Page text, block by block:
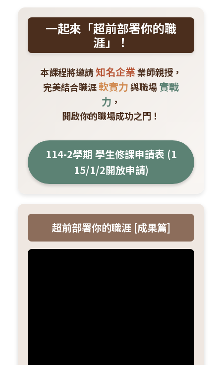
一起來「超前部署你的職
涯」！
本課程將邀請知名企業業師親授，
完美結合職涯軟實力與職場實戰
力 ，
開啟你的職場成功之門！
114-2學期 學生修課申請表 (1
15/1/2開放申請)
超前部署你的職涯 [成果篇]